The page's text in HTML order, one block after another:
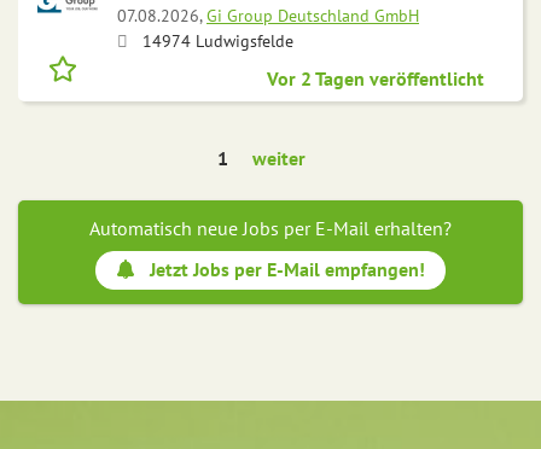
07.08.2026,Gi Group Deutschland GmbH
14974 Ludwigsfelde
Vor 2 Tagen veröffentlicht
1 weiter
Automatisch neue Jobs per E-Mail erhalten?
Jetzt Jobs per E-Mail empfangen!